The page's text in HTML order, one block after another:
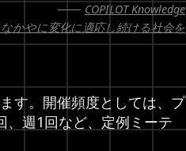
COPILOT Knowledge
かやに変化に適応し続ける社会を
す。開催頻度としては、プ
、週1回など、定例ミーテ